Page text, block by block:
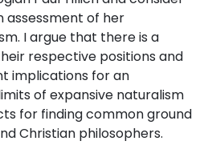
assessment of her
I argue that there is a
respective positions and
implications for an
of expansive naturalism
for finding common ground
Christian philosophers.